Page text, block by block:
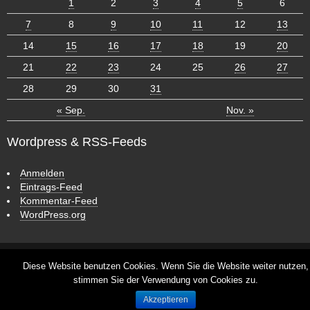
« Sep. Nov. »
1 2 3 4 5
6
7
8 9 10 11 12
13
14
15 16 17 18 19
20
21
22 23 24 25 26
27
28
29 30 31
Wordpress & RSS-Feeds
Anmelden
Eintrags-Feed
Kommentar-Feed
WordPress.org
ر
CyberChimps WordPress Themes
Diese Website benutzen Cookies. Wenn Sie die Website weiter nutzen,
stimmen Sie der Verwendung von Cookies zu.
Akzeptieren